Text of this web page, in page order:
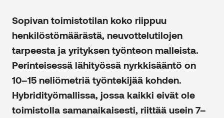
Sopivan toimistotilan koko riippuu
henkilöstömäärästä, neuvottelutilojen
tarpeesta ja yrityksen työnteon malleista.
Perinteisessä lähityössä nyrkkisääntö on
10–15 neliömetriä työntekijää kohden.
Hybridityömallissa, jossa kaikki eivät ole
toimistolla samanaikaisesti, riittää usein 7–